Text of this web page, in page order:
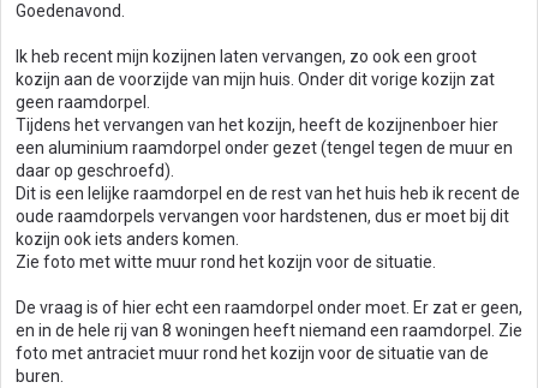
Goedenavond.
Ik heb recent mijn kozijnen laten vervangen, zo ook een groot
kozijn aan de voorzijde van mijn huis. Onder dit vorige kozijn zat
geen raamdorpel.
Tijdens het vervangen van het kozijn, heeft de kozijnenboer hier
een aluminium raamdorpel onder gezet (tengel tegen de muur en
daar op geschroefd).
Dit is een lelijke raamdorpel en de rest van het huis heb ik recent de
oude raamdorpels vervangen voor hardstenen, dus er moet bij dit
kozijn ook iets anders komen.
Zie foto met witte muur rond het kozijn voor de situatie.
De vraag is of hier echt een raamdorpel onder moet. Er zat er geen,
en in de hele rij van 8 woningen heeft niemand een raamdorpel. Zie
foto met antraciet muur rond het kozijn voor de situatie van de
buren.